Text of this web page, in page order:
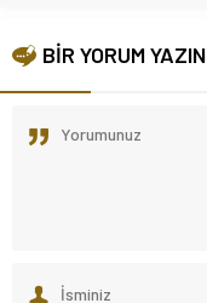
BİR YORUM YAZIN